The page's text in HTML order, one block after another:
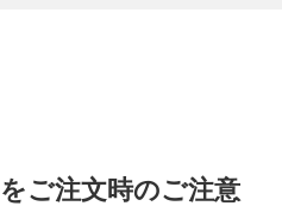
ご注文時のご注意